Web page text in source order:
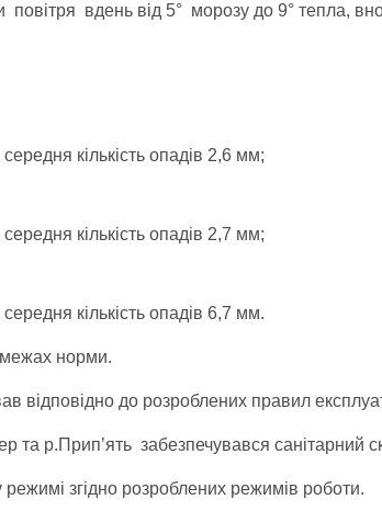
вдень від 5° морозу до 9° тепла,
кількість опадів 2,6 мм;
кількість опадів 2,7 мм;
кількість опадів 6,7 мм.
межах норми.
відповідно до розроблених правил
та р.Прип’ять забезпечувався санітарний
згідно розроблених режимів роботи.